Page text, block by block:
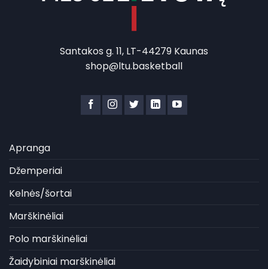
Santakos g. 11, LT-44279 Kaunas
shop@ltu.basketball
Apranga
Džemperiai
Kelnės/šortai
Marškinėliai
Polo marškinėliai
Žaidybiniai marškinėliai